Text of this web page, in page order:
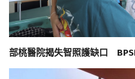
部桃醫院揭失智照護缺口